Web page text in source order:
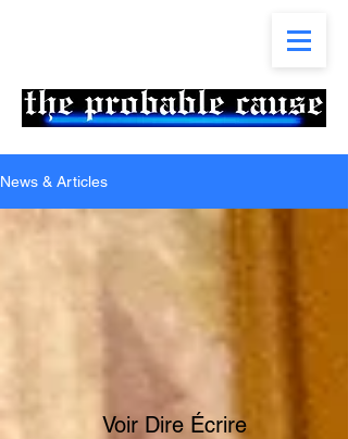
News & Articles
Voir Dire Écrire